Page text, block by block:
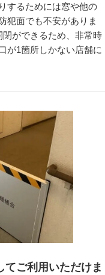
するためには窓や他の
犯面でも不安がありま
ができるため、非常時
が1箇所しかない店舗に
てご利用いただけま